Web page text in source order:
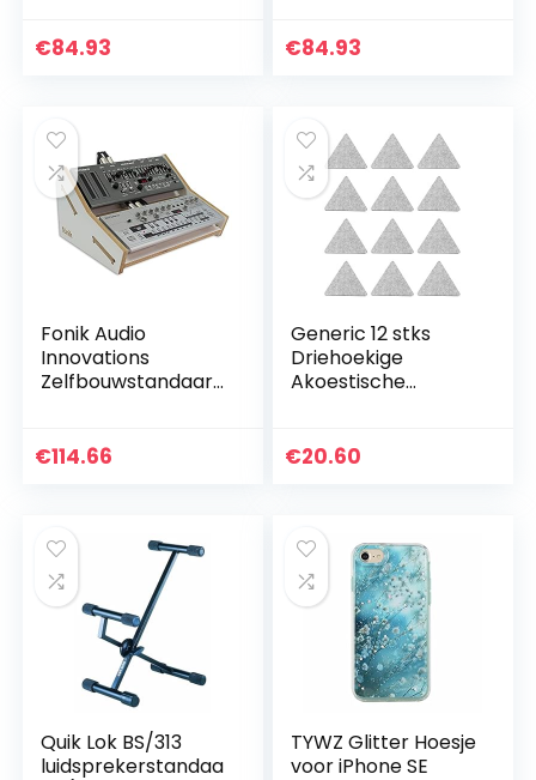
€84.93 €84.93
Fonik Audio
Innovations
Zelfbouwstandaard
€114.66
Generic 12 stks
Driehoekige
Akoestische
Padding- Hoge
€20.60
Quik Lok BS/313
luidsprekerstandaa
TYWZ Glitter Hoesje
voor iPhone SE